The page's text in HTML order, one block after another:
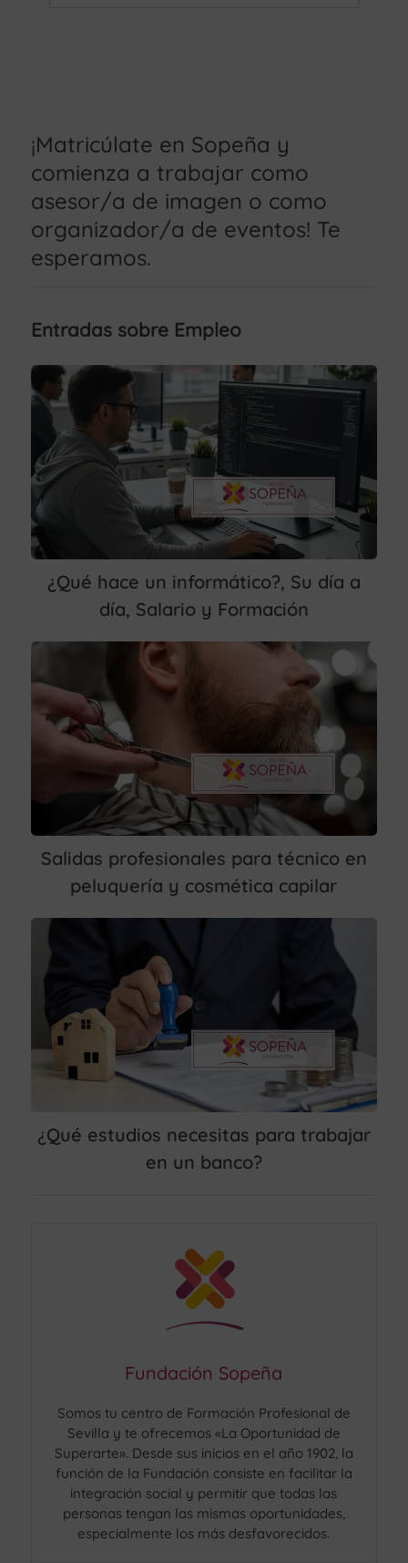
¡Matricúlate en Sopeña y
comienza a trabajar como
asesor/a de imagen o como
organizador/a de eventos! Te
esperamos.
Entradas sobre Empleo
¿Qué hace un informático?, Su día a
día, Salario y Formación
Salidas profesionales para técnico en
peluquería y cosmética capilar
¿Qué estudios necesitas para trabajar
en un banco?
Fundación Sopeña
Somos tu centro de Formación Profesional de
Sevilla y te ofrecemos «La Oportunidad de
Superarte». Desde sus inicios en el año 1902, la
función de la Fundación consiste en facilitar la
integración social y permitir que todas las
personas tengan las mismas oportunidades,
especialmente los más desfavorecidos.